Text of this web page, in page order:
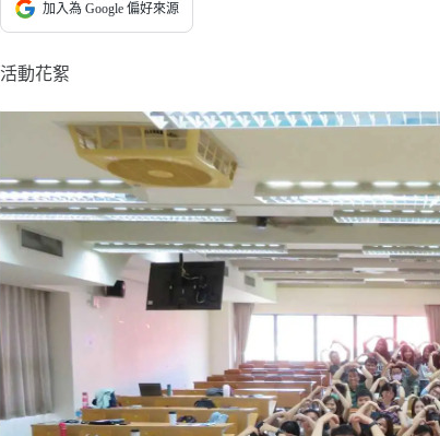
加入為 Google 偏好來源
活動花絮